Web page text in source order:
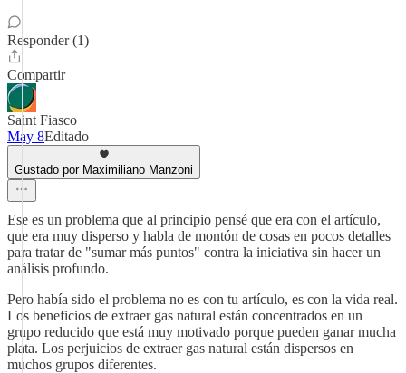
Responder (1)
Compartir
Saint Fiasco
May 8Editado
Gustado por Maximiliano Manzoni
Ese es un problema que al principio pensé que era con el artículo,
que era muy disperso y habla de montón de cosas en pocos detalles
para tratar de "sumar más puntos" contra la iniciativa sin hacer un
análisis profundo.
Pero había sido el problema no es con tu artículo, es con la vida real.
Los beneficios de extraer gas natural están concentrados en un
grupo reducido que está muy motivado porque pueden ganar mucha
plata. Los perjuicios de extraer gas natural están dispersos en
muchos grupos diferentes.